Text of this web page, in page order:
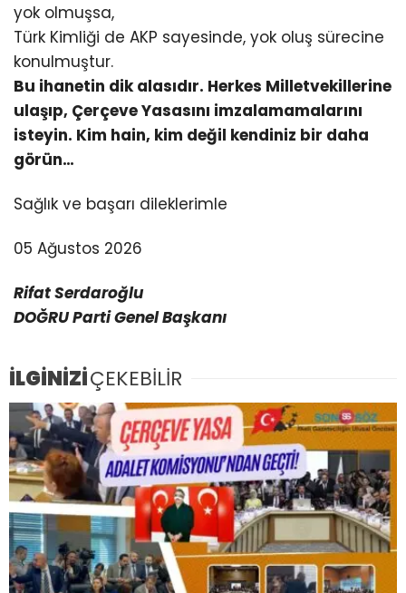
yok olmuşsa,
Türk Kimliği de AKP sayesinde, yok oluş sürecine
konulmuştur.
Bu ihanetin dik alasıdır. Herkes Milletvekillerine
ulaşıp, Çerçeve Yasasını imzalamamalarını
isteyin. Kim hain, kim değil kendiniz bir daha
görün…
Sağlık ve başarı dileklerimle
05 Ağustos 2026
Rifat Serdaroğlu
DOĞRU Parti Genel Başkanı
İLGİNİZİÇEKEBİLİR